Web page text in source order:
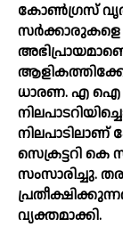
കോണ്‍ഗ്രസ്
സര്‍ക്കാരുകളെ
ധാരണ. എ ഐ
സെക്രട്ടറി
സംസാരിച്ചു.
വ്യക്തമാക്കി.